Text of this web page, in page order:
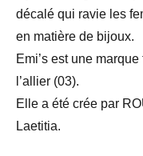
décalé qui ravie les
en matière de bijoux.
Emi’s est une
l’allier (03).
Elle a été crée par
Laetitia.